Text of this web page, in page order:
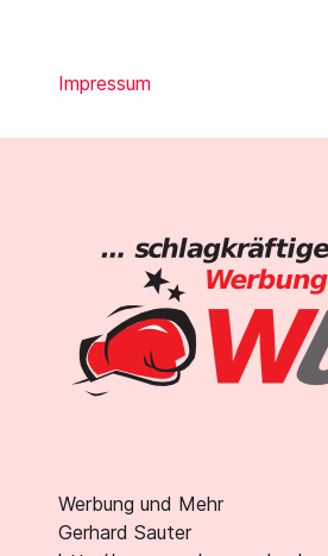
Impressum
Werbung und Mehr
Gerhard Sauter